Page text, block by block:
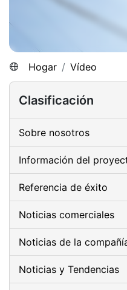
Hogar Vídeo
Clasificación
Sobre nosotros
Información del
Referencia de éxito
Noticias comerciales
Noticias de la
Noticias y Tendencias